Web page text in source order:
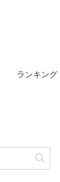
ランキング